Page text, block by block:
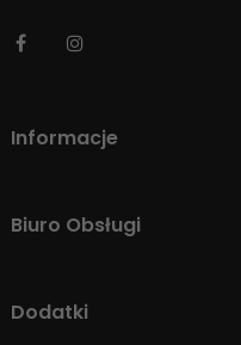
Facebook
Informacje
Biuro Obsługi
Dodatki